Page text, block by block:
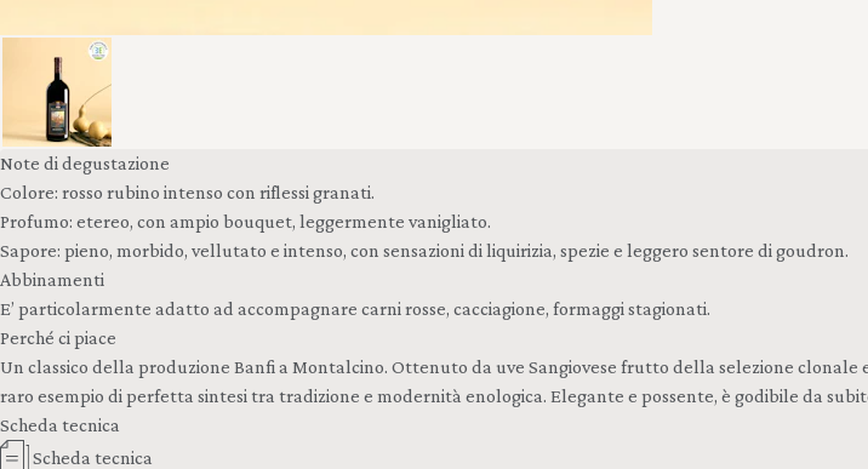
Note di degustazione
Colore: rosso rubino intenso con riflessi granati.
Profumo: etereo, con ampio bouquet, leggermente vanigliato.
Sapore: pieno, morbido, vellutato e intenso, con sensazioni di liquirizia, spezie e leggero sentore di goudron.
Abbinamenti
E’ particolarmente adatto ad accompagnare carni rosse, cacciagione, formaggi stagionati.
Perché ci piace
Un classico della produzione Banfi a Montalcino. Ottenuto da uve Sangiovese frutto della selezione
raro esempio di perfetta sintesi tra tradizione e modernità enologica. Elegante e possente, è godibile da
Scheda tecnica
Scheda tecnica